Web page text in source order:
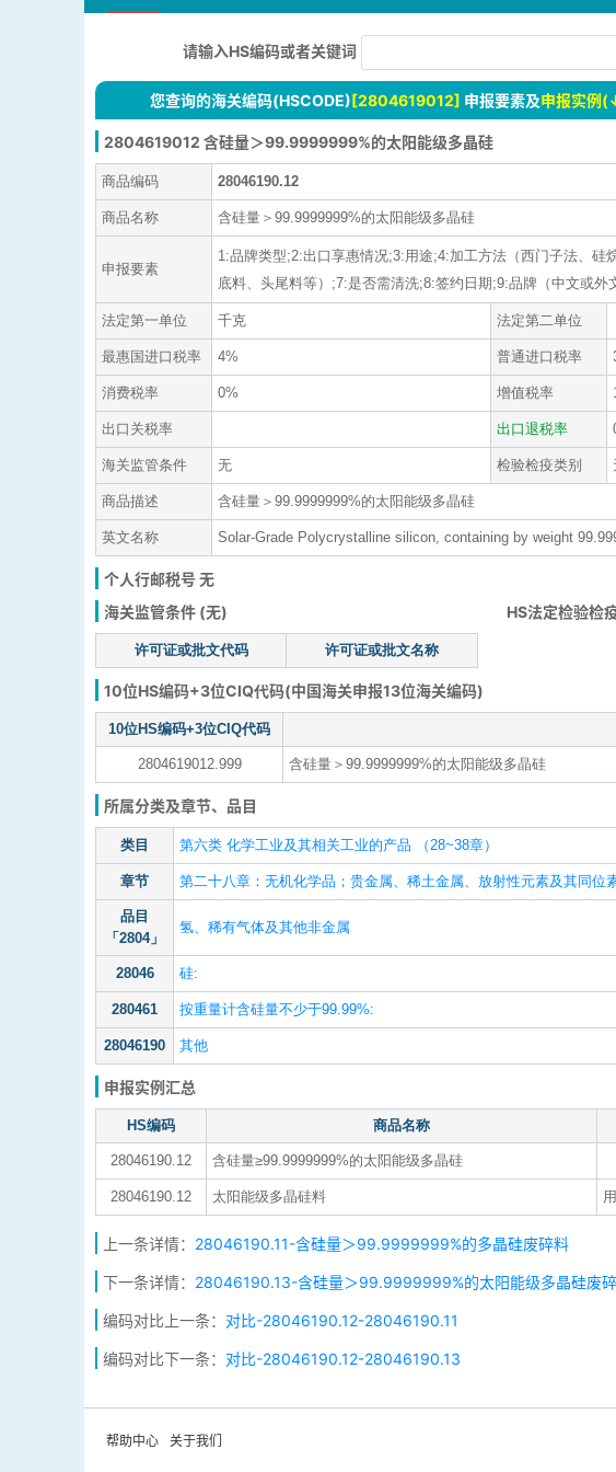
请输入HS编码或者关键词
您查询的海关编码(HSCODE)[2804619012] 申报要素及申报实例
2804619012 含硅量＞99.9999999%的太阳能级多晶硅
商品编码 28046190.12
商品名称 含硅量＞99.9999999%的太阳能级多晶硅
申报要素
1:品牌类型;2:出口享惠情况;3:用途;4:加工方法（西门子法、
底料、头尾料等）;7:是否需清洗;8:签约日期;9:品牌（中文或
法定第一单位 千克 法定第二单位
最惠国进口税率 4% 普通进口税率
消费税率 0% 增值税率
出口关税率 出口退税率
海关监管条件 无 检验检疫类别
商品描述 含硅量＞99.9999999%的太阳能级多晶硅
英文名称 Solar-Grade Polycrystalline silicon, containing by weight
个人行邮税号 无
海关监管条件 (无)
HS法定检验检
许可证或批文代码 许可证或批文名称
10位HS编码+3位CIQ代码(中国海关申报13位海关编码)
10位HS编码+3位CIQ代码
2804619012.999 含硅量＞99.9999999%的太阳能级多晶硅
所属分类及章节、品目
类目 第六类 化学工业及其相关工业的产品 （28~38章）
章节 第二十八章：无机化学品；贵金属、稀土金属、放射性元素及其同位
品目
「2804」
氢、稀有气体及其他非金属
28046 硅:
280461 按重量计含硅量不少于99.99%:
28046190 其他
申报实例汇总
HS编码 商品名称
28046190.12 含硅量≥99.9999999%的太阳能级多晶硅
28046190.12 太阳能级多晶硅料
上一条详情： 28046190.11-含硅量＞99.9999999%的多晶硅废碎料
下一条详情： 28046190.13-含硅量＞99.9999999%的太阳能级多晶硅废
编码对比上一条： 对比-28046190.12-28046190.11
编码对比下一条： 对比-28046190.12-28046190.13
帮助中心 关于我们